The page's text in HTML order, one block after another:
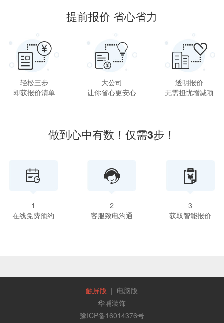
提前报价 省心省力
轻松三步
即获报价清单
大公司
让你省心更安心
透明报价
无需担忧增减项
做到心中有数！仅需3步！

1
在线免费预约

2
客服致电沟通

3
获取智能报价
触屏版 | 电脑版
华埔装饰
豫ICP备16014376号